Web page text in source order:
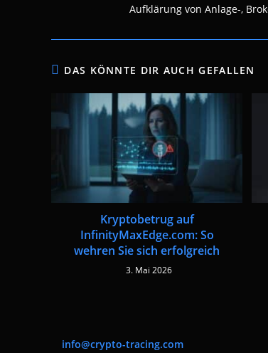
Aufklärung von Anlage-,
DAS KÖNNTE DIR AUCH GEFALLEN
Kryptobetrug auf
InfinityMaxEdge.com: So
wehren Sie sich erfolgreich
3. Mai 2026
info@crypto-tracing.com